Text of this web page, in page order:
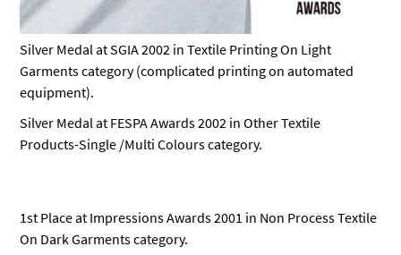
Silver Medal at SGIA 2002 in Textile Printing On Light
Garments category (complicated printing on automated
equipment).
Silver Medal at FESPA Awards 2002 in Other Textile
Products-Single /Multi Colours category.
1st Place at Impressions Awards 2001 in Non Process Textile
On Dark Garments category.